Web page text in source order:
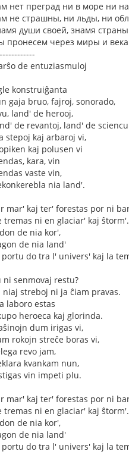
нет преград ни в море ни
не страшны, ни льды, ни
души своей, знамя
пронесем через миры и
de entuziasmuloj
konstruiĝanta
gaja bruo, fajroj, sonorado,
land' de herooj,
de revantoj, land' de
stepoj kaj arbaroj vi,
kaj polusen vi
kara, vin
vaste vin,
nia land'.
mar' kaj ter' forestas por ni
tremas ni en glaciar' kaj ŝtorm'.
de nia kor',
de nia land'
portu do tra l' univers' kaj la
ni senmovaj restu?
niaj streboj ni ja ĉiam pravas.
laboro estas
heroeca kaj glorinda.
dum irigas vi,
rokojn streĉe boras vi,
revo jam,
kvankam nun,
vin impeti plu.
mar' kaj ter' forestas por ni
tremas ni en glaciar' kaj ŝtorm'.
de nia kor',
de nia land'
portu do tra l' univers' kaj la